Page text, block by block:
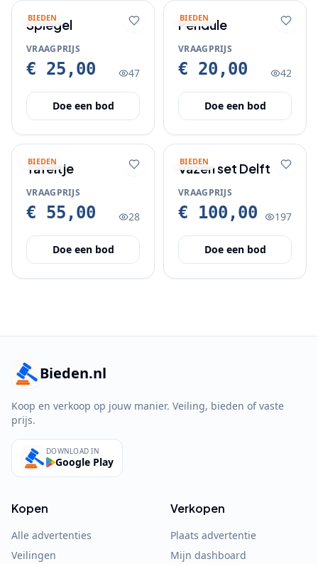
BIEDEN
Spiegel
VRAAGPRIJS
€ 25,00 47
Doe een bod
BIEDEN
Pendule
VRAAGPRIJS
€ 20,00 42
Doe een bod
BIEDEN
Tafeltje
VRAAGPRIJS
€ 55,00 28
Doe een bod
BIEDEN
Vazen set Delft
VRAAGPRIJS
€ 100,00 197
Doe een bod
Bieden.nl
Koop en verkoop op jouw manier. Veiling, bieden of vaste
prijs.
DOWNLOAD IN
Google Play
Kopen
Alle advertenties
Veilingen
Verkopen
Plaats advertentie
Mijn dashboard